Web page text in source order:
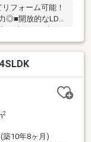
フォーム可能！
◎■開放的なLDK
・洗面など水回
学校：徒歩約10
便局前店：徒歩約
12分◆ホームラ
い♪メールやお
し』『ご売却』
ホームライフ不
2
築10年8ヶ月)